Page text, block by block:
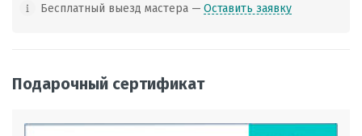
Бесплатный выезд мастера — Оставить заявку
Подарочный сертификат